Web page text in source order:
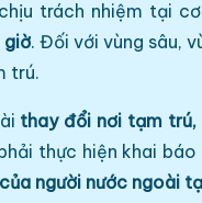
trách nhiệm tại
giờ. Đối với vùng sâu,
trú.
thay đổi nơi tạm
thực hiện khai
người nước ngoài